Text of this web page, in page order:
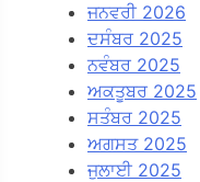
ਜਨਵਰੀ 2026
ਦਸੰਬਰ 2025
ਨਵੰਬਰ 2025
ਅਕਤੂਬਰ 2025
ਸਤੰਬਰ 2025
ਅਗਸਤ 2025
ਜੁਲਾਈ 2025